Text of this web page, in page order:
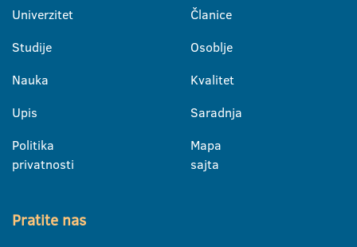
Univerzitet
Studije
Nauka
Upis
Politika
privatnosti
Članice
Osoblje
Kvalitet
Saradnja
Mapa
sajta
Pratite nas